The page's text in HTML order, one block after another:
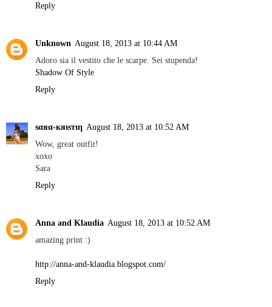
Reply
Unknown August 18, 2013 at 10:44 AM
Adoro sia il vestito che le scarpe. Sei stupenda!
Shadow Of Style
Reply
ѕαяα-кяιѕтιη August 18, 2013 at 10:52 AM
Wow, great outfit!
xoxo
Sara
Reply
Anna and Klaudia August 18, 2013 at 10:52 AM
amazing print :)
http://anna-and-klaudia.blogspot.com/
Reply